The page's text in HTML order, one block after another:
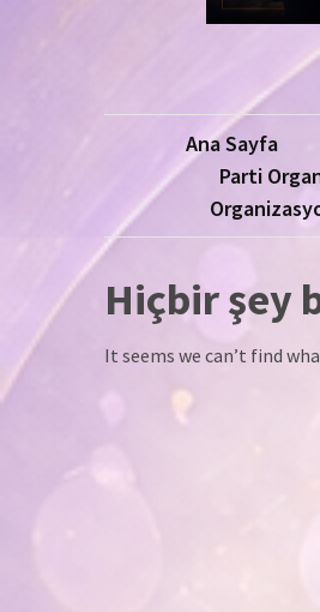
Ana Sayfa
Parti
Hiçbir şey
It seems we can’t find